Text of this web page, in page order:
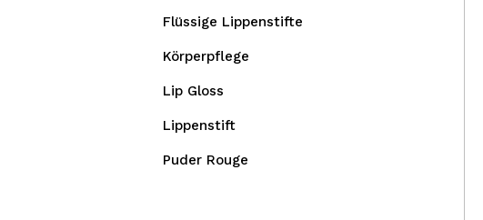
Flüssige Lippenstifte
Körperpflege
Lip Gloss
Lippenstift
Puder Rouge